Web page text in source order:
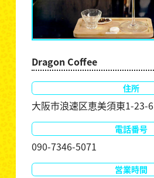
Dragon Coffee
住所
大阪市浪速区恵美須東1-23-6
電話番号
090-7346-5071
営業時間